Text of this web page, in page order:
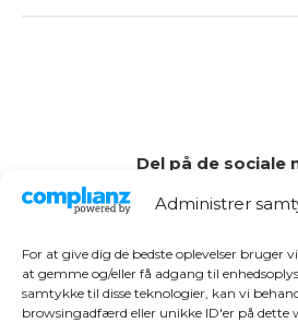
Administrer
For at give dig de bedste oplevelser bruger
at gemme og/eller få adgang til
samtykke til disse teknologier, kan vi
browsingadfærd eller unikke ID'er på dette
Del på de sociale
on
Facebook
on